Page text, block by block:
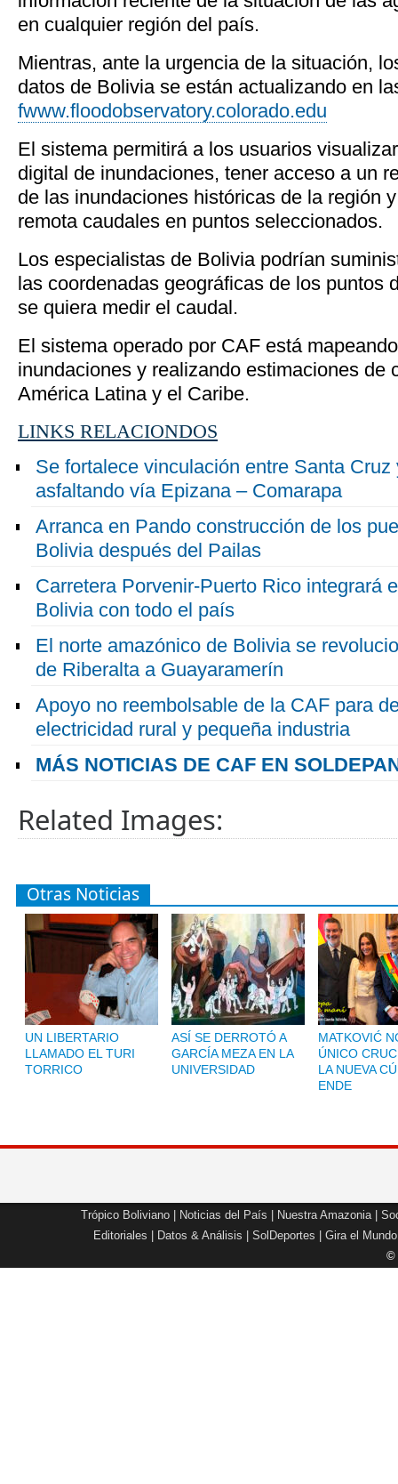
en cualquier región del país.
Mientras, ante la urgencia de la situación,
datos de Bolivia se están actualizando en
fwww.floodobservatory.colorado.edu
El sistema permitirá a los usuarios
digital de inundaciones, tener acceso a un
de las inundaciones históricas de la región
remota caudales en puntos seleccionados.
Los especialistas de Bolivia podrían
las coordenadas geográficas de los puntos
se quiera medir el caudal.
El sistema operado por CAF está
inundaciones y realizando estimaciones de
América Latina y el Caribe.
LINKS RELACIONDOS
Se fortalece vinculación entre Santa Cruz
asfaltando vía Epizana – Comarapa
Arranca en Pando construcción de los
Bolivia después del Pailas
Carretera Porvenir-Puerto Rico integrará
Bolivia con todo el país
El norte amazónico de Bolivia se
de Riberalta a Guayaramerín
Apoyo no reembolsable de la CAF para
electricidad rural y pequeña industria
MÁS NOTICIAS DE CAF EN
Related Images:
Otras Noticias
UN LIBERTARIO
LLAMADO EL TURI
TORRICO
ASÍ SE DERROTÓ A
GARCÍA MEZA EN LA
UNIVERSIDAD
MATKOVIĆ
ÚNICO
LA NUEVA
ENDE
Trópico Boliviano Noticias del País Nuestra Amazonia|
Editoriales
Datos & Análisis SolDeportes Gira el Mundo
©